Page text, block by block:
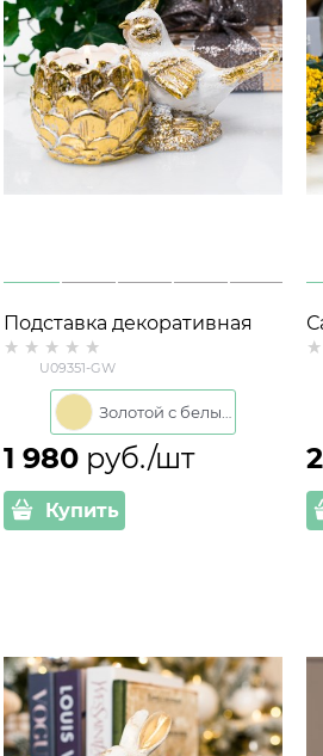
Подставка декоративная
Птичка U09351-GW
полистоун h= 9 см
цв.золотой с белым
U09351-GW
1 980 руб./шт
Купить